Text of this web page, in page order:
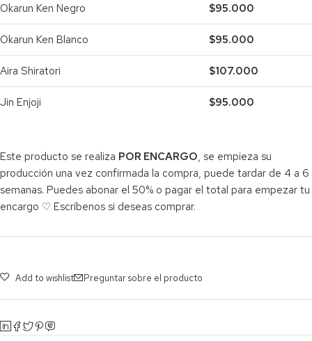
Okarun Ken Negro $95.000
Okarun Ken Blanco $95.000
Aira Shiratori $107.000
Jin Enjoji $95.000
Este producto se realiza POR ENCARGO, se empieza su
producción una vez confirmada la compra, puede tardar de 4 a 6
semanas. Puedes abonar el 50% o pagar el total para empezar tu
encargo ♡ Escríbenos si deseas comprar.
Add to wishlist Preguntar sobre el producto